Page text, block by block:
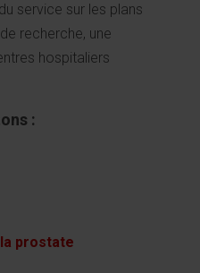
service sur les plans
recherche, une
hospitaliers
:
prostate